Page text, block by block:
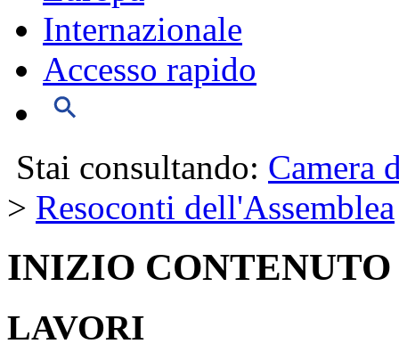
Internazionale
Accesso rapido
Stai consultando: Camera
> Resoconti dell'Assemblea
INIZIO CONTENUTO
LAVORI